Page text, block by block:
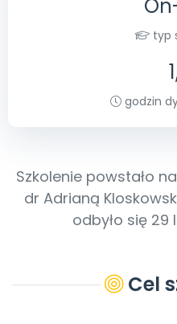
Archiwalne
typ
godzin
Szkolenie powstało
dr Adrianą
odbyło się 29
Cel